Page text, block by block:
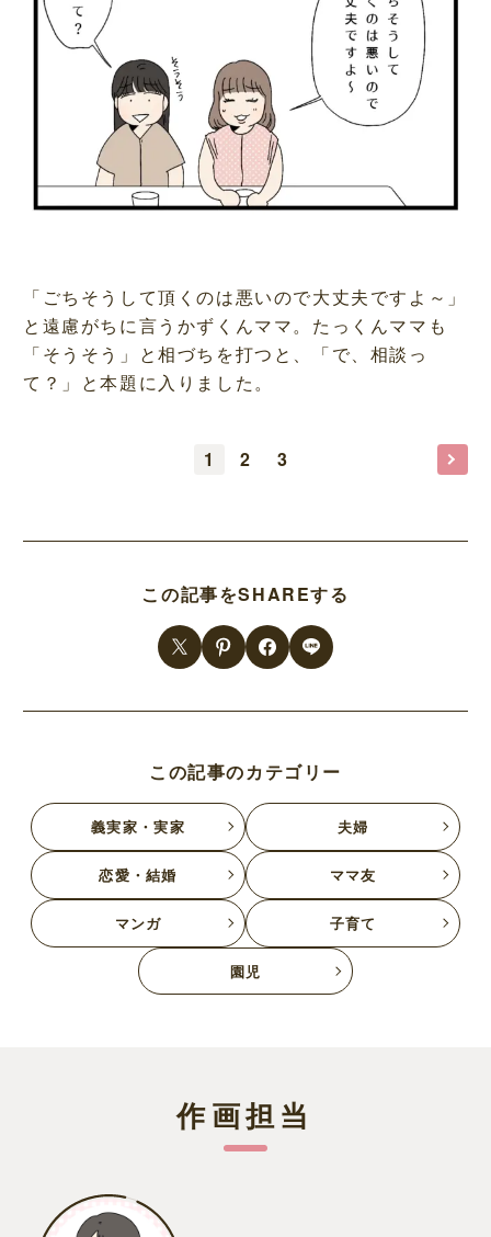
「ごちそうして頂くのは悪いので大丈夫ですよ～」
と遠慮がちに言うかずくんママ。たっくんママも
「そうそう」と相づちを打つと、「で、相談っ
て？」と本題に入りました。
1 2 3
この記事をSHAREする
この記事のカテゴリー
義実家・実家 夫婦
恋愛・結婚 ママ友
マンガ 子育て
園児
作画担当